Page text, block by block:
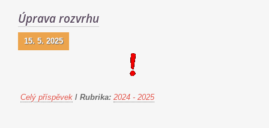
Úprava rozvrhu
15. 5. 2025
Celý příspěvek / Rubrika: 2024 - 2025